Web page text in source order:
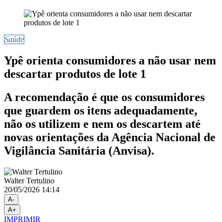
Saúde
Ypê orienta consumidores a não usar nem
descartar produtos de lote 1
A recomendação é que os consumidores
que guardem os itens adequadamente,
não os utilizem e nem os descartem até
novas orientações da Agência Nacional de
Vigilância Sanitária (Anvisa).
Walter Tertulino
20/05/2026 14:14
A-
A+
IMPRIMIR